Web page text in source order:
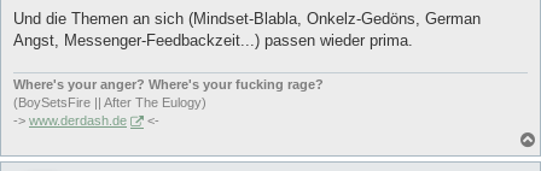
Und die Themen an sich (Mindset-Blabla, Onkelz-Gedöns, German
Angst, Messenger-Feedbackzeit...) passen wieder prima.
Where's your anger? Where's your fucking rage?
(BoySetsFire || After The Eulogy)
-> www.derdash.de <-